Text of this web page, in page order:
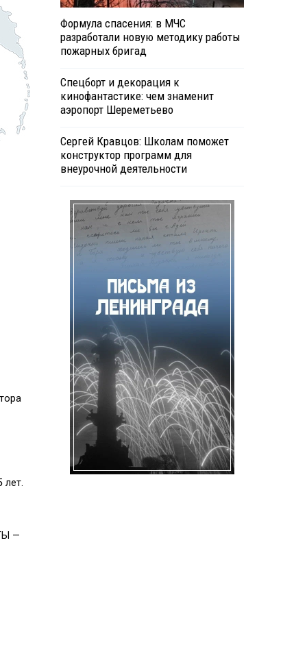
лет.
—
Формула спасения: в МЧС
разработали новую методику работы
пожарных бригад
Спецборт и декорация к
кинофантастике: чем знаменит
аэропорт Шереметьево
Сергей Кравцов: Школам поможет
конструктор программ для
внеурочной деятельности